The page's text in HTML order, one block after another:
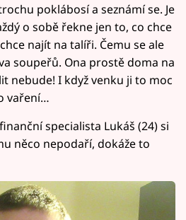
poklábosí a seznámí se. Je
o sobě řekne jen to, co chce
najít na talíři. Čemu se ale
soupeřů. Ona prostě doma na
nebude! I když venku ji to moc
vaření…
specialista Lukáš (24) si
něco nepodaří, dokáže to